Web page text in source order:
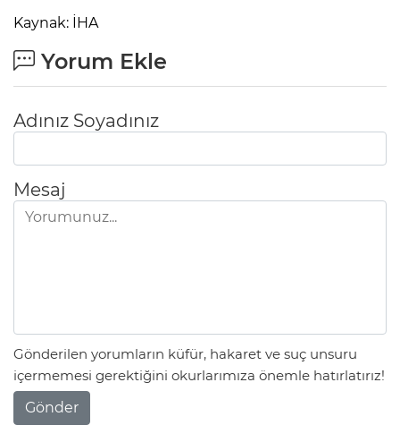
Kaynak: İHA
Yorum Ekle
Adınız Soyadınız
Mesaj
Gönderilen yorumların küfür, hakaret ve suç unsuru
içermemesi gerektiğini okurlarımıza önemle hatırlatırız!
Gönder